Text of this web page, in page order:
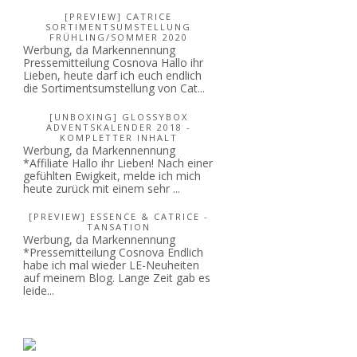
[PREVIEW] CATRICE
SORTIMENTSUMSTELLUNG
FRÜHLING/SOMMER 2020
Werbung, da Markennennung
Pressemitteilung Cosnova Hallo ihr
Lieben, heute darf ich euch endlich
die Sortimentsumstellung von Cat...
[UNBOXING] GLOSSYBOX
ADVENTSKALENDER 2018 -
KOMPLETTER INHALT
Werbung, da Markennennung
*Affiliate Hallo ihr Lieben! Nach einer
gefühlten Ewigkeit, melde ich mich
heute zurück mit einem sehr ...
[PREVIEW] ESSENCE & CATRICE -
TANSATION
Werbung, da Markennennung
*Pressemitteilung Cosnova Endlich
habe ich mal wieder LE-Neuheiten
auf meinem Blog. Lange Zeit gab es
leide...